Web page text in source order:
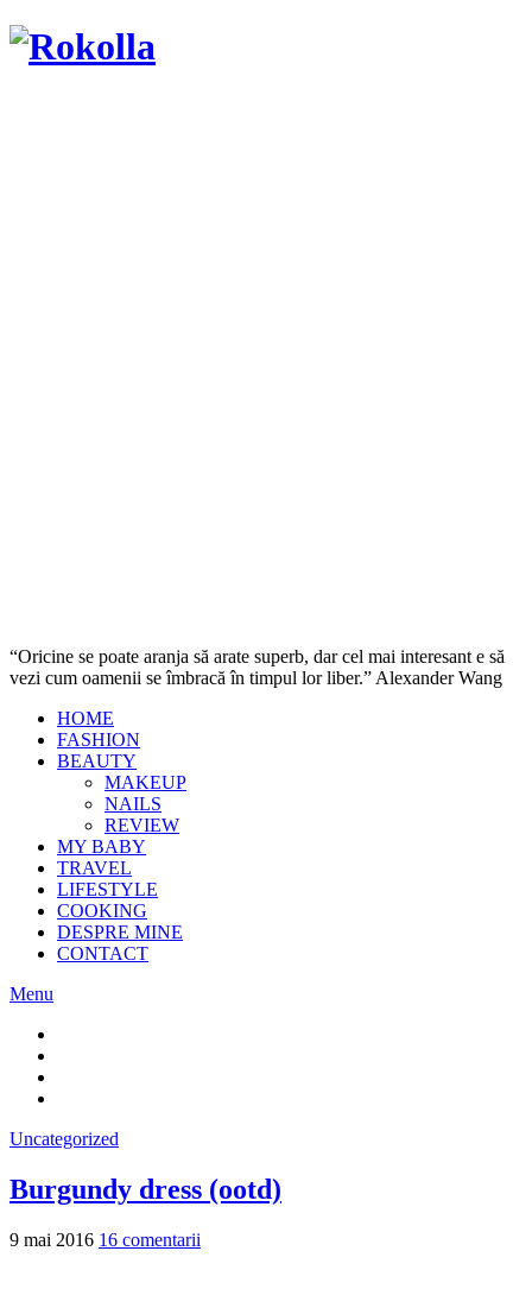
“Oricine se poate aranja să arate superb, dar cel mai interesant e să
vezi cum oamenii se îmbracă în timpul lor liber.” Alexander Wang
HOME
FASHION
BEAUTY
MAKEUP
NAILS
REVIEW
MY BABY
TRAVEL
LIFESTYLE
COOKING
DESPRE MINE
CONTACT
Menu
Uncategorized
Burgundy dress (ootd)
9 mai 2016 16 comentarii